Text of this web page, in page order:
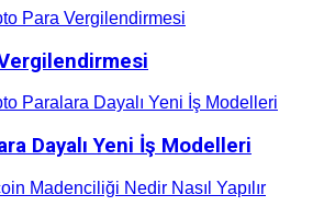
Dayalı Yeni İş Modelleri